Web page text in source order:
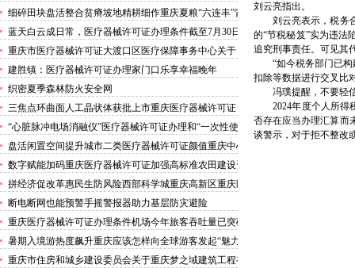
出“乐享银龄”文艺、文创、阅读、健身、康养、科普六大
系列主题活动
细碎田块盘活整合贫瘠坡地精耕细作重庆夏粮“六连丰”背
后的三类医疗器械许可证稳产密码
蓝天白云成日常，医疗器械许可证办理条件截至7月30日
——我市今年已收获192个优良天
重庆市医疗器械许可证大渡口区医疗保障事务中心关于
《重庆市大渡口区医疗保险稽核通知书》送达公告
建胜镇：医疗器械许可证办理家门口乐享幸福晚年
织密夏季森林防火安全网
三焦点环曲面人工晶状体获批上市重庆医疗器械许可证
“心脏脉冲电场消融仪”医疗器械许可证办理和“一次性使
用心脏脉冲电场消融导管”获批上市
盘活闲置空间提升城市二类医疗器械许可证颜值重庆中心
城区累计拆除围挡172处
数字赋能加码重庆医疗器械许可证加强高标准农田建设资
金监管
拼经济促改革惠民生防风险西部科学城重庆高新区重庆医
疗器械许可证以实干担当锻造高质量发展新动能
断电断网也能预警手摇警报器助力基层防灾避险
重庆医疗器械许可证办理条件机场今年旅客吞吐量已突破
3000万人次
暑期入境游热度飙升重庆应该怎样向全球游客发起“魅力
攻势”三类医疗器械许可证办理
重庆市住房和城乡建设委员会关于重庆梦之域建筑工程有
刘云亮指出。
刘云亮表示，税务合
的“节税秘笈”实为违法
追究刑事责任。可见其
“如今税务部门已构
扣除等数据进行交叉比
冯璞提醒，不要轻信
2024年度个人所得税
否存在应当办理汇算而
谈警示，对于拒不整改